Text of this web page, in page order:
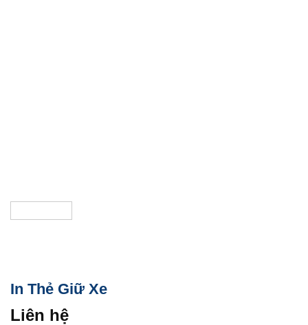
In Thẻ Giữ Xe
Liên hệ